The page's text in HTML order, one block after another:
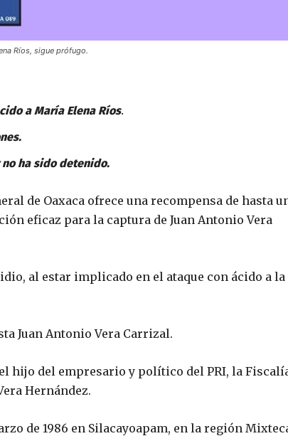
Ríos, sigue prófugo.
a María Elena Ríos.
ha sido detenido.
de Oaxaca ofrece una recompensa de hasta
eficaz para la captura de Juan Antonio Vera
al estar implicado en el ataque con ácido a la
Juan Antonio Vera Carrizal.
hijo del empresario y político del PRI, la
Hernández.
de 1986 en Silacayoapam, en la región